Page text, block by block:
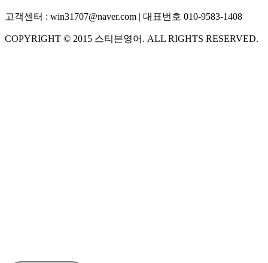
고객센터 : win31707@naver.com | 대표번호 010-9583-1408
COPYRIGHT © 2015 스티븐영어 . ALL RIGHTS RESERVED.